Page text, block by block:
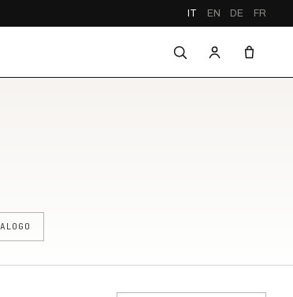
IT EN DE FR